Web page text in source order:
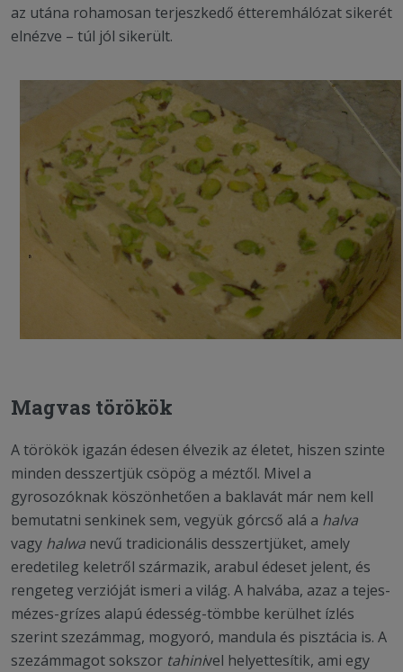
az utána rohamosan terjeszkedő étteremhálózat sikerét
elnézve – túl jól sikerült.
Magvas törökök
A törökök igazán édesen élvezik az életet, hiszen szinte
minden desszertjük csöpög a méztől. Mivel a
gyrosozóknak köszönhetően a baklavát már nem kell
bemutatni senkinek sem, vegyük górcső alá a halva
vagy halwa nevű tradicionális desszertjüket, amely
eredetileg keletről származik, arabul édeset jelent, és
rengeteg verzióját ismeri a világ. A halvába, azaz a tejes-
mézes-grízes alapú édesség-tömbbe kerülhet ízlés
szerint szezámmag, mogyoró, mandula és pisztácia is. A
szezámmagot sokszor tahinivel helyettesítik, ami egy